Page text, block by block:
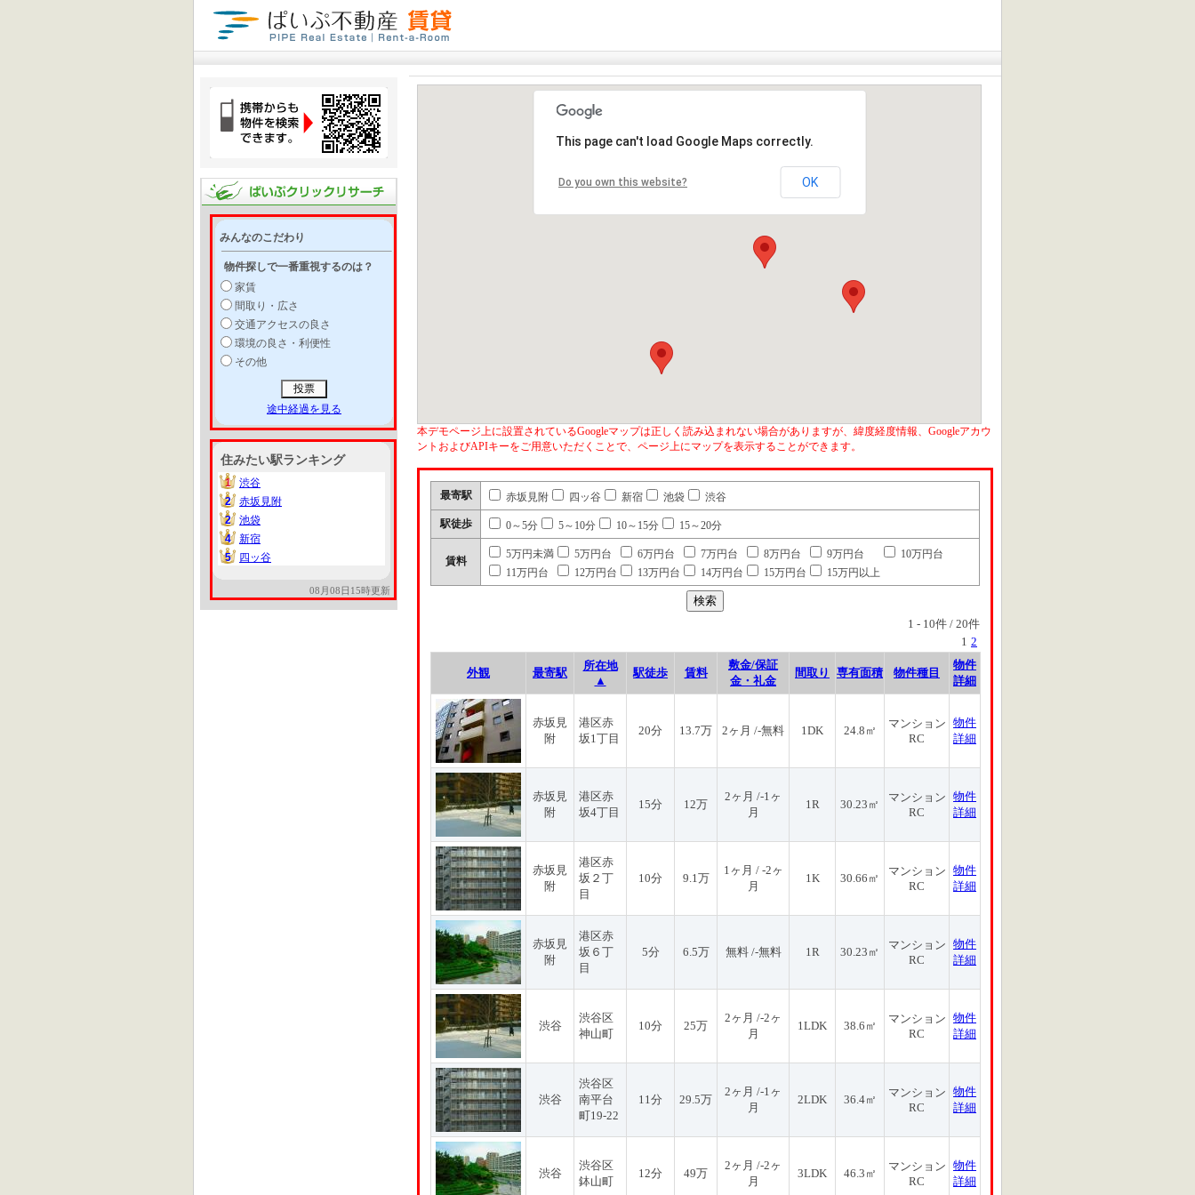
みんなのこだわり
物件探しで一番重視するのは？
家賃
間取り・広さ
交通アクセスの良さ
環境の良さ・利便性
その他
途中経過を見る
住みたい駅ランキング
1
1
渋谷
2
2
赤坂見附
2
2
池袋
4
4
新宿
5
5 四ッ谷
08月08日15時更新
This page can't load Google Maps correctly.
Do you own this website? OK
本デモページ上に設置されているGoogleマップは正しく読み込まれない場合がありますが、緯度経度情報、Googleアカウ
ントおよびAPIキーをご用意いただくことで、ページ上にマップを表示することができます。
最寄駅 赤坂見附 四ッ谷 新宿 池袋 渋谷
駅徒歩 0～5分 5～10分 10～15分 15～20分
賃料
5万円未満 5万円台 6万円台 7万円台 8万円台 9万円台
10万円台
11万円台
12万円台 13万円台 14万円台 15万円台 15万円以上
1 - 10件 / 20件
1 2
外観 最寄駅
所在地
▲
駅徒歩 賃料
敷金/保証
金・礼金
間取り 専有面積 物件種目
物件
詳細
赤坂見
附
港区赤
坂1丁目
20分 13.7万 2ヶ月 /-無料 1DK 24.8㎡
マンション
RC
物件
詳細
赤坂見
附
港区赤
坂4丁目
15分 12万
2ヶ月 /-1ヶ
月
1R 30.23㎡
マンション
RC
物件
詳細
赤坂見
附
港区赤
坂２丁
目
10分 9.1万
1ヶ月 / -2ヶ
月
1K 30.66㎡
マンション
RC
物件
詳細
赤坂見
附
港区赤
坂６丁
目
5分 6.5万 無料 /-無料 1R 30.23㎡
マンション
RC
物件
詳細
渋谷
渋谷区
神山町
10分 25万
2ヶ月 /-2ヶ
月
1LDK 38.6㎡
マンション
RC
物件
詳細
渋谷
渋谷区
南平台
町19-22
11分 29.5万
2ヶ月 /-1ヶ
月
2LDK 36.4㎡
マンション
RC
物件
詳細
渋谷
渋谷区
鉢山町
12分 49万
2ヶ月 /-2ヶ
月
3LDK 46.3㎡
マンション
RC
物件
詳細